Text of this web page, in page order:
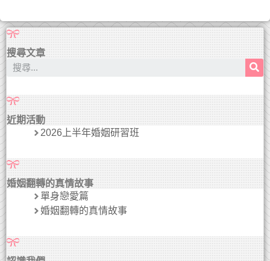
搜尋文章
近期活動
2026上半年婚姻研習班
婚姻翻轉的真情故事
單身戀愛篇
婚姻翻轉的真情故事